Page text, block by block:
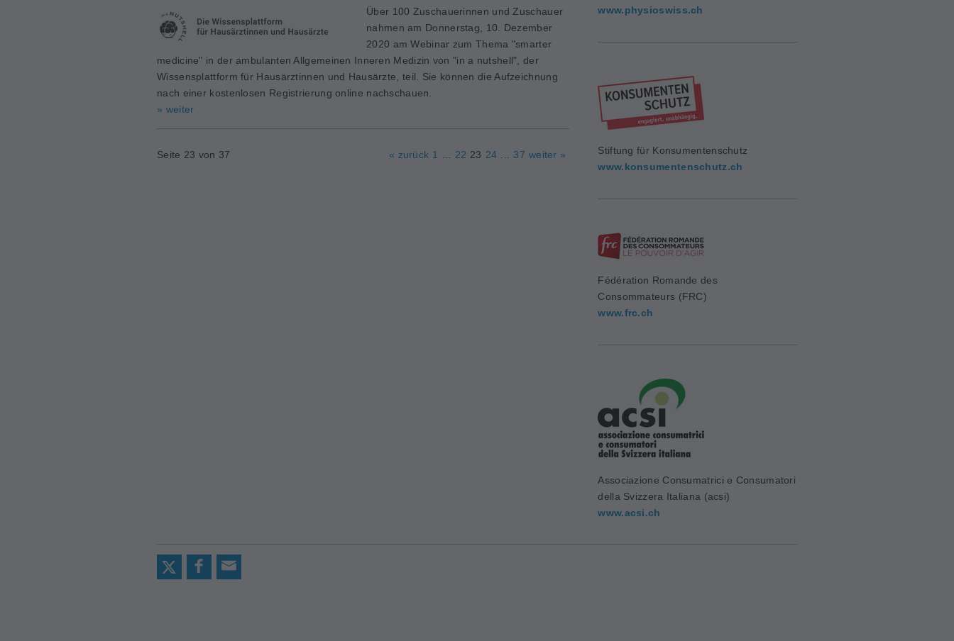
Über 100 Zuschauerinnen und Zuschauer
nahmen am Donnerstag, 10. Dezember
2020 am Webinar zum Thema "smarter
medicine" in der ambulanten Allgemeinen Inneren Medizin von "in a nutshell", der
Wissensplattform für Hausärztinnen und Hausärzte, teil. Sie können die Aufzeichnung
nach einer kostenlosen Registrierung online nachschauen.
» weiter
Seite 23 von 37 « zurück 1 22 23 24 37 weiter »
www.physioswiss.ch
Stiftung für Konsumentenschutz
www.konsumentenschutz.ch
Fédération Romande des
Consommateurs (FRC)
www.frc.ch
Associazione Consumatrici e Consumatori
della Svizzera Italiana (acsi)
www.acsi.ch